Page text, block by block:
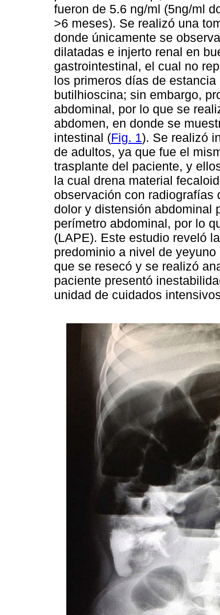
fueron de 5.6 ng/ml (5ng/ml
>6 meses). Se realizó una
donde únicamente se
dilatadas e injerto renal en
gastrointestinal, el cual no
los primeros días de
butilhioscina; sin embargo,
abdominal, por lo que se
abdomen, en donde se
intestinal (Fig. 1). Se realizó
de adultos, ya que fue el
trasplante del paciente, y
la cual drena material
observación con radiografías
dolor y distensión abdominal
perímetro abdominal, por lo
(LAPE). Este estudio reveló
predominio a nivel de
que se resecó y se realizó
paciente presentó
unidad de cuidados